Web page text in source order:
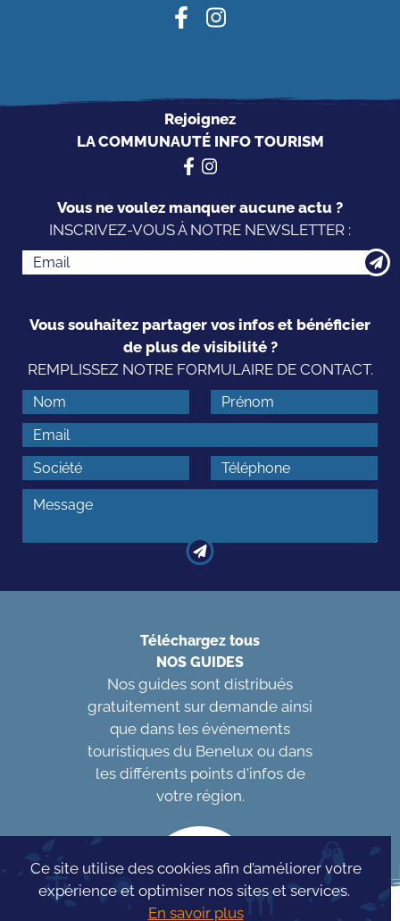
Rejoignez
LA COMMUNAUTÉ INFO TOURISM
Vous ne voulez manquer aucune actu ?
INSCRIVEZ-VOUS À NOTRE NEWSLETTER :
Vous souhaitez partager vos infos et bénéficier
de plus de visibilité ?
REMPLISSEZ NOTRE FORMULAIRE DE CONTACT.
Téléchargez tous
NOS GUIDES
Nos guides sont distribués
gratuitement sur demande ainsi
que dans les événements
touristiques du Benelux ou dans
les différents points d'infos de
votre région.
Ce site utilise des cookies afin d’améliorer votre
expérience et optimiser nos sites et services.
En savoir plus